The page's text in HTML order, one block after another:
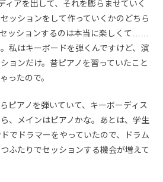
ィアを出して、それを膨らませていく
ッションをして作っていくかのどちら
ッションするのは本当に楽しくて……
私はキーボードを弾くんですけど、演
ョンだけ。昔ピアノを習っていたこと
ったので。
ピアノを弾いていて、キーボーディス
、メインはピアノかな。あとは、学生
でドラマーをやっていたので、ドラム
ふたりでセッションする機会が増えて